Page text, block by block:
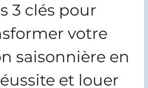
3 clés pour
votre
saisonnière en
et louer